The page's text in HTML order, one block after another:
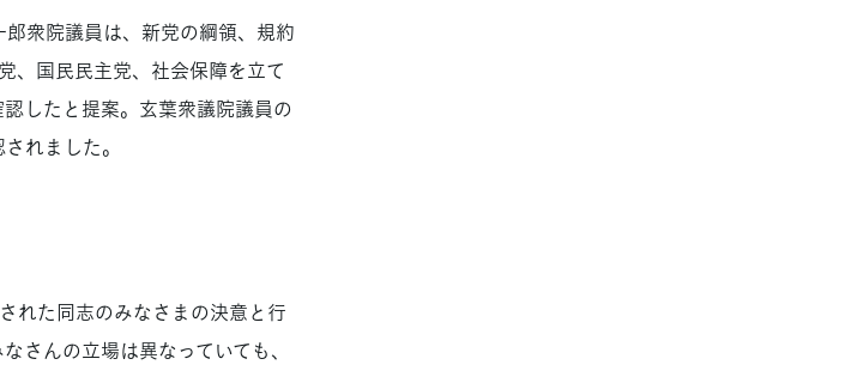
衆院議員は、新党の綱領、規約
、国民民主党、社会保障を立て
したと提案。玄葉衆議院議員の
れました。
れた同志のみなさまの決意と行
さんの立場は異なっていても、